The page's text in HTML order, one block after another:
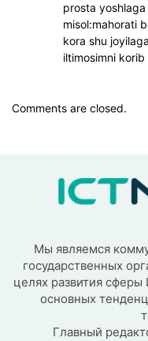
prosta
misol:mahorati
kora shu
iltimosimni korib
Comments are closed.
Мы являемся
государственных
целях развития
основных
Главный